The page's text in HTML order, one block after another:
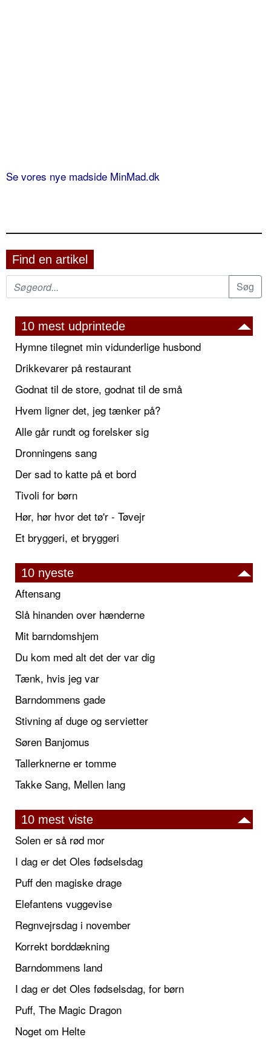
Se vores nye madside MinMad.dk
Find en artikel
10 mest udprintede
Hymne tilegnet min vidunderlige husbond
Drikkevarer på restaurant
Godnat til de store, godnat til de små
Hvem ligner det, jeg tænker på?
Alle går rundt og forelsker sig
Dronningens sang
Der sad to katte på et bord
Tivoli for børn
Hør, hør hvor det tø'r - Tøvejr
Et bryggeri, et bryggeri
10 nyeste
Aftensang
Slå hinanden over hænderne
Mit barndomshjem
Du kom med alt det der var dig
Tænk, hvis jeg var
Barndommens gade
Stivning af duge og servietter
Søren Banjomus
Tallerknerne er tomme
Takke Sang, Mellen lang
10 mest viste
Solen er så rød mor
I dag er det Oles fødselsdag
Puff den magiske drage
Elefantens vuggevise
Regnvejrsdag i november
Korrekt borddækning
Barndommens land
I dag er det Oles fødselsdag, for børn
Puff, The Magic Dragon
Noget om Helte